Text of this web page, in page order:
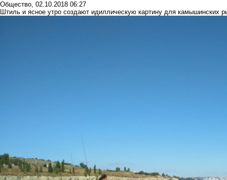
Общество, 02.10.2018 06:27
Штиль и ясное утро создают идиллическую картину для камышинских